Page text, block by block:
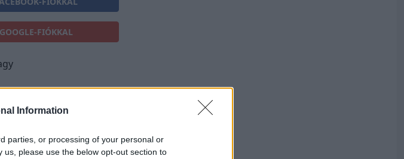
Information
parties, or processing of your personal or
please use the below opt-out section to
FIÓKKAL